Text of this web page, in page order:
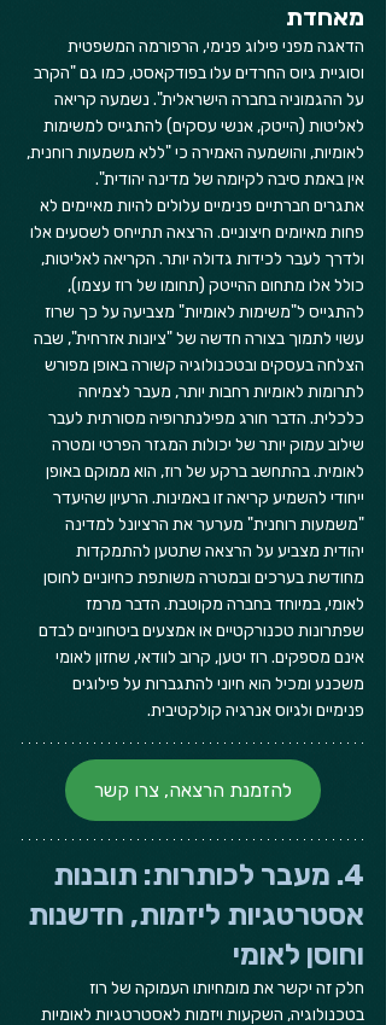
מאחדת
הדאגה מפני פילוג פנימי, הרפורמה המשפטית
וסוגיית גיוס החרדים עלו בפודקאסט, כמו גם "הקרב
על ההגמוניה בחברה הישראלית". נשמעה קריאה
לאליטות (הייטק, אנשי עסקים) להתגייס למשימות
לאומיות, והושמעה האמירה כי "ללא משמעות רוחנית,
אין באמת סיבה לקיומה של מדינה יהודית".
אתגרים חברתיים פנימיים עלולים להיות מאיימים לא
פחות מאיומים חיצוניים. הרצאה תתייחס לשסעים אלו
ולדרך לעבר לכידות גדולה יותר. הקריאה לאליטות,
כולל אלו מתחום ההייטק (תחומו של רוז עצמו),
להתגייס ל"משימות לאומיות" מצביעה על כך שרוז
עשוי לתמוך בצורה חדשה של "ציונות אזרחית", שבה
הצלחה בעסקים ובטכנולוגיה קשורה באופן מפורש
לתרומות לאומיות רחבות יותר, מעבר לצמיחה
כלכלית. הדבר חורג מפילנתרופיה מסורתית לעבר
שילוב עמוק יותר של יכולות המגזר הפרטי ומטרה
לאומית. בהתחשב ברקע של רוז, הוא ממוקם באופן
ייחודי להשמיע קריאה זו באמינות. הרעיון שהיעדר
"משמעות רוחנית" מערער את הרציונל למדינה
יהודית מצביע על הרצאה שתטען להתמקדות
מחודשת בערכים ובמטרה משותפת כחיוניים לחוסן
לאומי, במיוחד בחברה מקוטבת. הדבר מרמז
שפתרונות טכנורקטיים או אמצעים ביטחוניים לבדם
אינם מספקים. רוז יטען, קרוב לוודאי, שחזון לאומי
משכנע ומכיל הוא חיוני להתגברות על פילוגים
פנימיים ולגיוס אנרגיה קולקטיבית.
להזמנת הרצאה, צרו קשר
4. מעבר לכותרות: תובנות
אסטרטגיות ליזמות, חדשנות
וחוסן לאומי
חלק זה יקשר את מומחיותו העמוקה של רוז
בטכנולוגיה, השקעות ויזמות לאסטרטגיות לאומיות